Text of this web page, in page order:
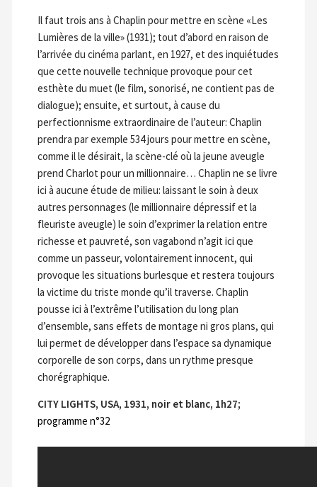
Il faut trois ans à Chaplin pour mettre en scène «Les
Lumières de la ville» (1931); tout d’abord en raison de
l’arrivée du cinéma parlant, en 1927, et des inquiétudes
que cette nouvelle technique provoque pour cet
esthète du muet (le film, sonorisé, ne contient pas de
dialogue); ensuite, et surtout, à cause du
perfectionnisme extraordinaire de l’auteur: Chaplin
prendra par exemple 534 jours pour mettre en scène,
comme il le désirait, la scène-clé où la jeune aveugle
prend Charlot pour un millionnaire… Chaplin ne se livre
ici à aucune étude de milieu: laissant le soin à deux
autres personnages (le millionnaire dépressif et la
fleuriste aveugle) le soin d’exprimer la relation entre
richesse et pauvreté, son vagabond n’agit ici que
comme un passeur, volontairement innocent, qui
provoque les situations burlesque et restera toujours
la victime du triste monde qu’il traverse. Chaplin
pousse ici à l’extrême l’utilisation du long plan
d’ensemble, sans effets de montage ni gros plans, qui
lui permet de développer dans l’espace sa dynamique
corporelle de son corps, dans un rythme presque
chorégraphique.
CITY LIGHTS, USA, 1931, noir et blanc, 1h27;
programme n°32